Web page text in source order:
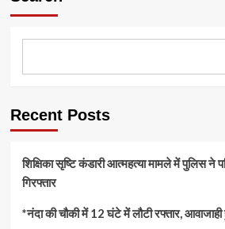
Recent Posts
शिक्षिका सृष्टि कंडारी आत्महत्या मामले में पुलिस ने
गिरफ्तार
*नंदा की चौकी में 12 घंटे में लौटी रफ्तार,